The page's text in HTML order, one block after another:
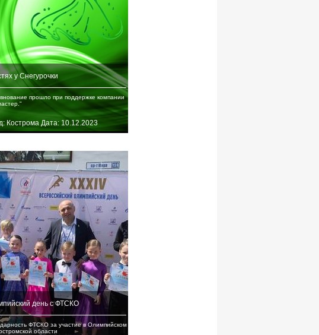
у Снегурочки
прошло при поддержке компании
Кострома Дата: 10.12.2023
день с ФТСКО
ФТСКО за участие в Олимпийском
области